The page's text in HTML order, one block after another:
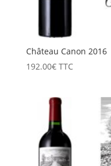
Château Canon 2016
192.00€ TTC